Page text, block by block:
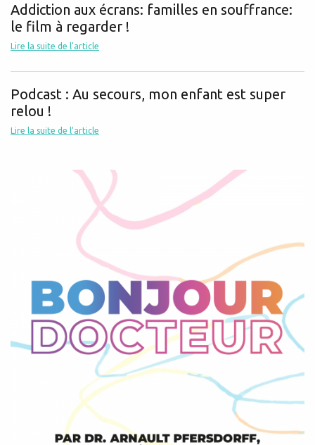
Addiction aux écrans: familles en souffrance:
le film à regarder !
Lire la suite de l'article
Podcast : Au secours, mon enfant est super
relou !
Lire la suite de l'article